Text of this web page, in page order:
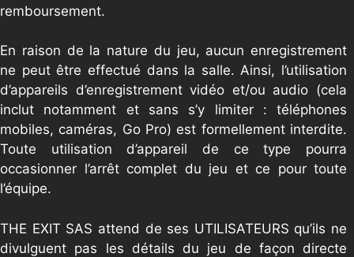
remboursement.
En raison de la nature du jeu, aucun enregistrement
ne peut être effectué dans la salle. Ainsi, l’utilisation
d’appareils d’enregistrement vidéo et/ou audio (cela
inclut notamment et sans s’y limiter : téléphones
mobiles, caméras, Go Pro) est formellement interdite.
Toute utilisation d’appareil de ce type pourra
occasionner l’arrêt complet du jeu et ce pour toute
l’équipe.
THE EXIT SAS attend de ses UTILISATEURS qu’ils ne
divulguent pas les détails du jeu de façon directe